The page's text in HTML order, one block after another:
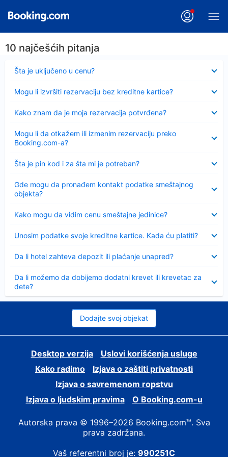
10 najčešćih pitanja
Šta je uključeno u cenu?
Sažeto
Mogu li izvršiti rezervaciju bez kreditne kartice?
Kako znam da je moja rezervacija potvrđena?
Mogu li da otkažem ili izmenim rezervaciju preko
Booking.com-a?
Šta je pin kod i za šta mi je potreban?
Sažeto
Gde mogu da pronađem kontakt podatke smeštajnog
objekta?
Kako mogu da vidim cenu smeštajne jedinice?
Unosim podatke svoje kreditne kartice. Kada ću platiti?
Da li hotel zahteva depozit ili plaćanje unapred?
Da li možemo da dobijemo dodatni krevet ili krevetac za
dete?
Dodajte svoj objekat
Desktop verzija
Uslovi korišćenja usluge
Kako radimo
Izjava o zaštiti privatnosti
Izjava o savremenom ropstvu
Izjava o ljudskim pravima
О Booking.com-u
Autorska prava © 1996–2026 Booking.com™. Sva
prava zadržana.
Vaš referentni broj je: 990251C